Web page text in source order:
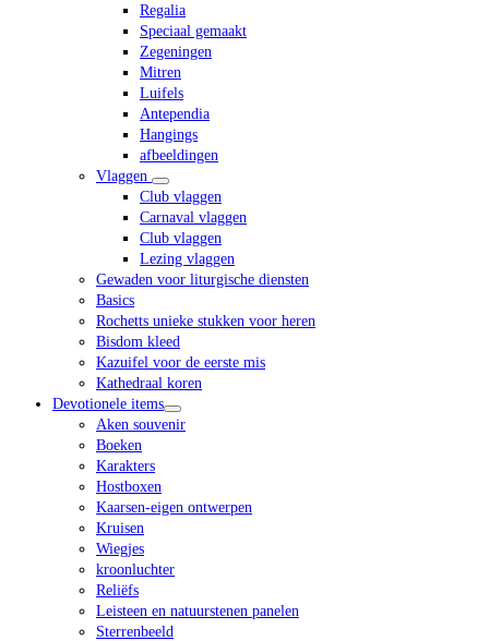
Regalia
Speciaal gemaakt
Zegeningen
Mitren
Luifels
Antependia
Hangings
afbeeldingen
Vlaggen
Club vlaggen
Carnaval vlaggen
Club vlaggen
Lezing vlaggen
Gewaden voor liturgische diensten
Basics
Rochetts unieke stukken voor heren
Bisdom kleed
Kazuifel voor de eerste mis
Kathedraal koren
Devotionele items
Aken souvenir
Boeken
Karakters
Hostboxen
Kaarsen-eigen ontwerpen
Kruisen
Wiegjes
kroonluchter
Reliëfs
Leisteen en natuurstenen panelen
Sterrenbeeld